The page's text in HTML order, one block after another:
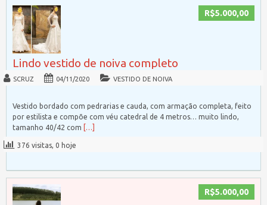
R$5.000,00
Lindo vestido de noiva completo
SCRUZ 04/11/2020 VESTIDO DE NOIVA
Vestido bordado com pedrarias e cauda, com armação completa, feito
por estilista e compõe com véu catedral de 4 metros… muito lindo,
tamanho 40/42 com
[…]
376 visitas, 0 hoje
R$5.000,00